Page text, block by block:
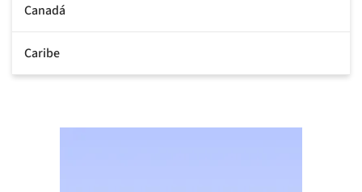
Canadá
Caribe